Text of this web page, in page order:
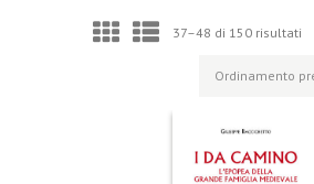
37–48 di 150 risultati